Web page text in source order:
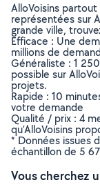
AlloVoisins
représentées sur
grande ville,
Efficace : Une
millions de
Généraliste : 1
possible sur
projets.
Rapide : 10
votre demande
Qualité / prix : 4
qu’AlloVoisins
* Données issues
échantillon de 5
Vous cherchez